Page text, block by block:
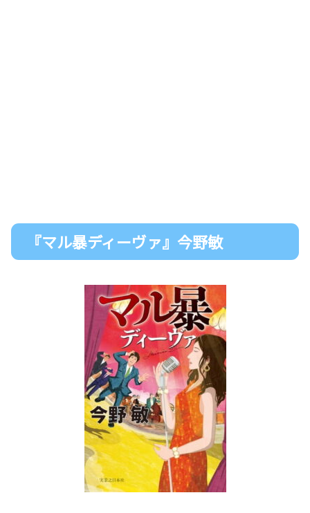
『マル暴ディーヴァ』今野敏